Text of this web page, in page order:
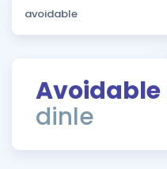
Sözlük
Rehberlik Aracı
ÖSYM Sınav Takvimi
Hakkımızda
Avoidable
dinle